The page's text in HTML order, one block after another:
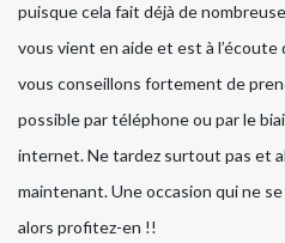
puisque cela fait déjà de
vous vient en aide et est à
vous conseillons fortement de
possible par téléphone ou par le
internet. Ne tardez surtout pas et
maintenant. Une occasion qui ne
alors profitez-en !!